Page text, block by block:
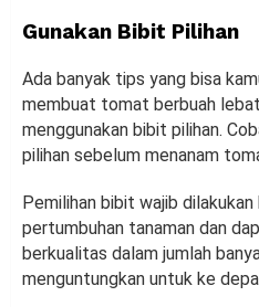
Gunakan Bibit Pilihan
Ada banyak tips yang bisa
membuat tomat berbuah
menggunakan bibit pilihan.
pilihan sebelum menanam
Pemilihan bibit wajib
pertumbuhan tanaman dan
berkualitas dalam jumlah
menguntungkan untuk ke